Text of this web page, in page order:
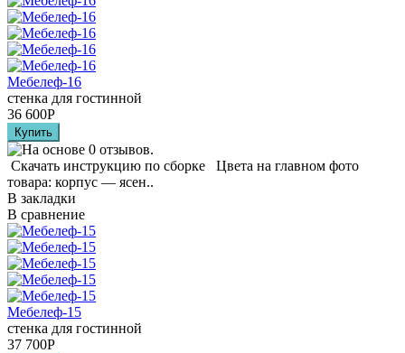
Мебелеф-16
стенка для гостинной
36 600Р
Скачать инструкцию по сборке Цвета на главном фото
товара: корпус — ясен..
В закладки
В сравнение
Мебелеф-15
стенка для гостинной
37 700Р